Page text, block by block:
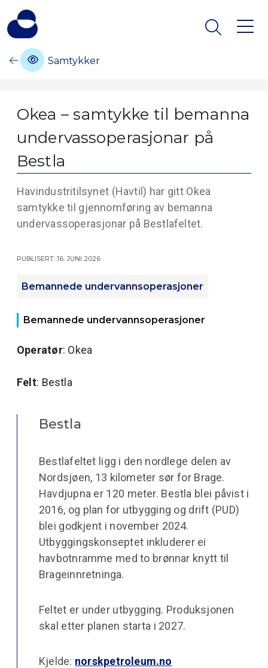
Samtykker
Okea – samtykke til bemanna
undervassoperasjonar på
Bestla
Havindustritilsynet (Havtil) har gitt Okea
samtykke til gjennomføring av bemanna
undervassoperasjonar på Bestlafeltet.
Publisert: 16. juni 2026
Bemannede undervannsoperasjoner
Bemannede undervannsoperasjoner
Operatør: Okea
Felt: Bestla
Bestla
Bestlafeltet ligg i den nordlege delen av
Nordsjøen, 13 kilometer sør for Brage.
Havdjupna er 120 meter. Bestla blei påvist i
2016, og plan for utbygging og drift (PUD)
blei godkjent i november 2024.
Utbyggingskonseptet inkluderer ei
havbotnramme med to brønnar knytt til
Brageinnretninga.
Feltet er under utbygging. Produksjonen
skal etter planen starta i 2027.
Kjelde: norskpetroleum.no